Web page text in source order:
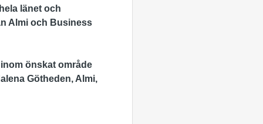
länet och
Almi och Business
önskat område
Götheden, Almi,